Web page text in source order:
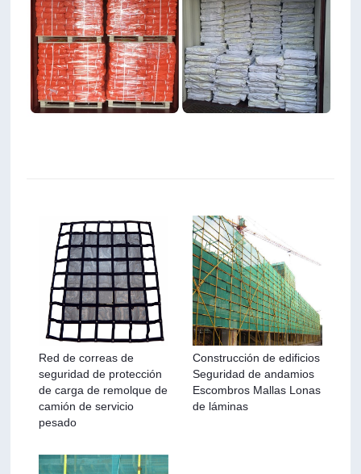
Red de correas de
seguridad de protección
de carga de remolque de
camión de servicio
pesado
Construcción de edificios
Seguridad de andamios
Escombros Mallas Lonas
de láminas